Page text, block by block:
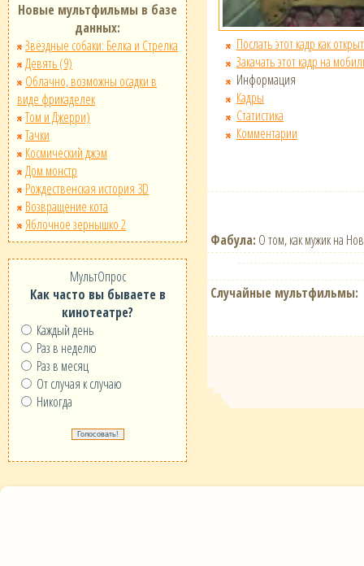
Новые мультфильмы в базе
данных:
Звёздные собаки: Белка и Стрелка
Девять (9)
Облачно, возможны осадки в
виде фрикаделек
Том и Джерри)
Тачки
Космический джэм
Дом монстр
Рождественская история 3D
Возвращение кота
Яблочное зернышко 2
МультОпрос
Как часто вы бываете в
кинотеатре?
Каждый день
Раз в неделю
Раз в месяц
От случая к случаю
Никогда
Послать этот кадр как
Закачать этот кадр на
Информация
Кадры
Статистика
Комментарии
Фабула: О том, как мужик на
Случайные мультфильмы: